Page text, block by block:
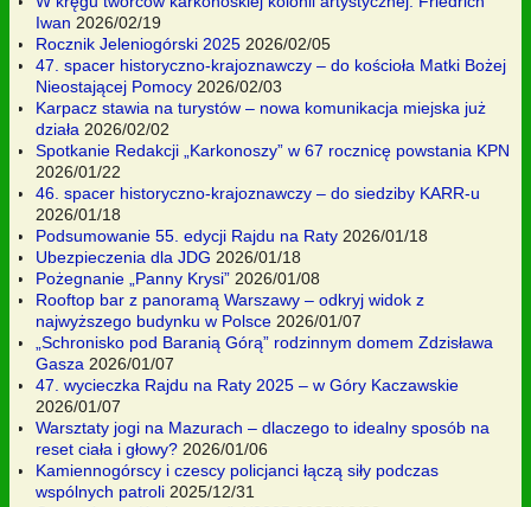
Iwan 2026/02/19
Rocznik Jeleniogórski 2025 2026/02/05
47. spacer historyczno-krajoznawczy – do kościoła Matki Bożej
Nieostającej Pomocy 2026/02/03
Karpacz stawia na turystów – nowa komunikacja miejska już
działa 2026/02/02
Spotkanie Redakcji „Karkonoszy” w 67 rocznicę powstania KPN
2026/01/22
46. spacer historyczno-krajoznawczy – do siedziby KARR-u
2026/01/18
Podsumowanie 55. edycji Rajdu na Raty 2026/01/18
Ubezpieczenia dla JDG 2026/01/18
Pożegnanie „Panny Krysi” 2026/01/08
Rooftop bar z panoramą Warszawy – odkryj widok z
najwyższego budynku w Polsce 2026/01/07
„Schronisko pod Baranią Górą” rodzinnym domem Zdzisława
Gasza 2026/01/07
47. wycieczka Rajdu na Raty 2025 – w Góry Kaczawskie
2026/01/07
Warsztaty jogi na Mazurach – dlaczego to idealny sposób na
reset ciała i głowy? 2026/01/06
Kamiennogórscy i czescy policjanci łączą siły podczas
wspólnych patroli 2025/12/31